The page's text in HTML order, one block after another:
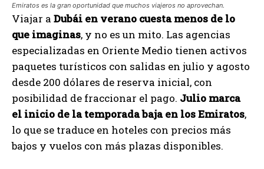
Emiratos es la gran oportunidad que muchos viajeros no aprovechan.
Viajar a Dubái en verano cuesta menos de lo
que imaginas, y no es un mito. Las agencias
especializadas en Oriente Medio tienen activos
paquetes turísticos con salidas en julio y agosto
desde 200 dólares de reserva inicial, con
posibilidad de fraccionar el pago. Julio marca
el inicio de la temporada baja en los Emiratos,
lo que se traduce en hoteles con precios más
bajos y vuelos con más plazas disponibles.